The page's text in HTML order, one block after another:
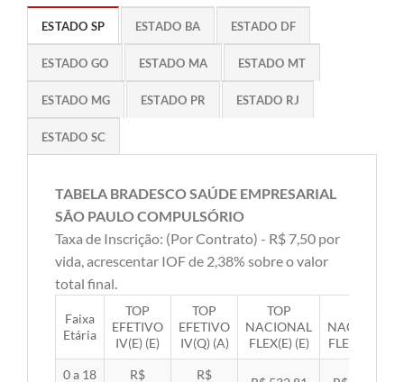
ESTADO SP ESTADO BA ESTADO DF
ESTADO GO ESTADO MA ESTADO MT
ESTADO MG ESTADO PR ESTADO RJ
ESTADO SC
TABELA BRADESCO SAÚDE EMPRESARIAL
SÃO PAULO COMPULSÓRIO
Taxa de Inscrição: (Por Contrato) - R$ 7,50 por
vida, acrescentar IOF de 2,38% sobre o valor
total final.
Faixa
Etária
TOP
EFETIVO
IV(E) (E)
TOP
EFETIVO
IV(Q) (A)
TOP
NACIONAL
FLEX(E) (E)
NACIONAL
FLEX(Q) (A)
0 a 18 R$ R$